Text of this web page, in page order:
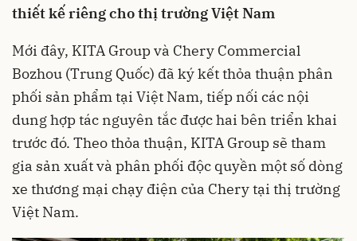
thiết kế riêng cho thị trường Việt Nam
Mới đây, KITA Group và Chery Commercial
Bozhou (Trung Quốc) đã ký kết thỏa thuận phân
phối sản phẩm tại Việt Nam, tiếp nối các nội
dung hợp tác nguyên tắc được hai bên triển khai
trước đó. Theo thỏa thuận, KITA Group sẽ tham
gia sản xuất và phân phối độc quyền một số dòng
xe thương mại chạy điện của Chery tại thị trường
Việt Nam.